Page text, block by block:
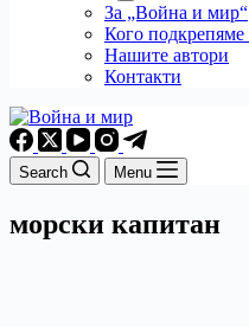
За „Война и мир“
Кого подкрепяме
Нашите автори
Контакти
Search Menu
морски капитан